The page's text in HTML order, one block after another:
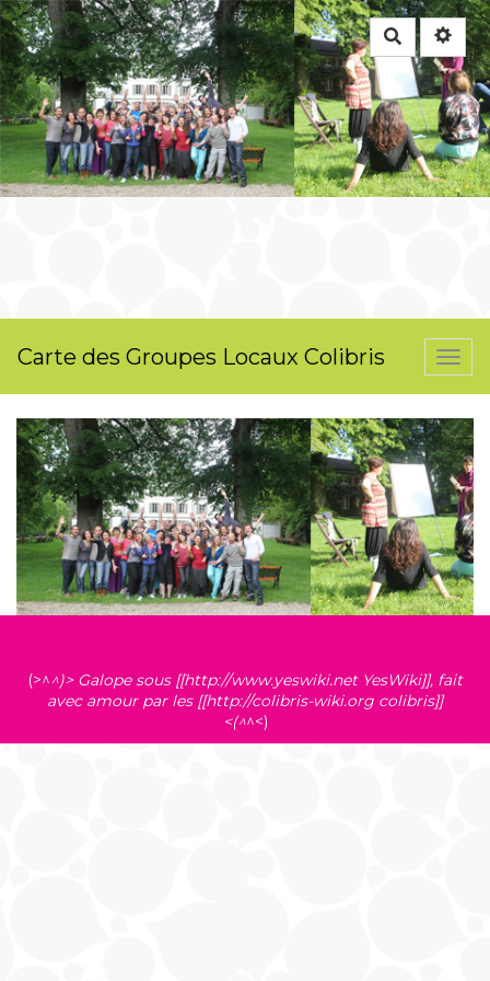
Rechercher
Carte des Groupes Locaux Colibris
(>^^)> Galope sous [[http://www.yeswiki.net YesWiki]], fait
avec amour par les [[http://colibris-wiki.org colibris]]
<(^^<)